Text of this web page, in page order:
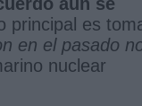
principal es
en el pasado
nuclear